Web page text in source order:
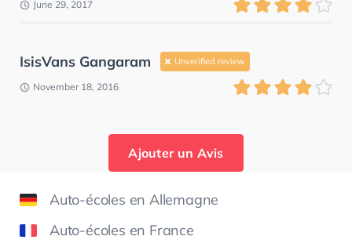
June 29, 2017
IsisVans Gangaram Unverified review
November 18, 2016
Ajouter un Avis
Auto-écoles en Allemagne
Auto-écoles en France